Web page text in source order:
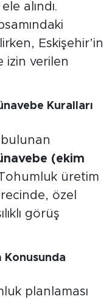
alındı.
Eskişehir’in
izin verilen
Kuralları
bulunan
(ekim
Tohumluk üretim
özel
görüş
Konusunda
planlaması